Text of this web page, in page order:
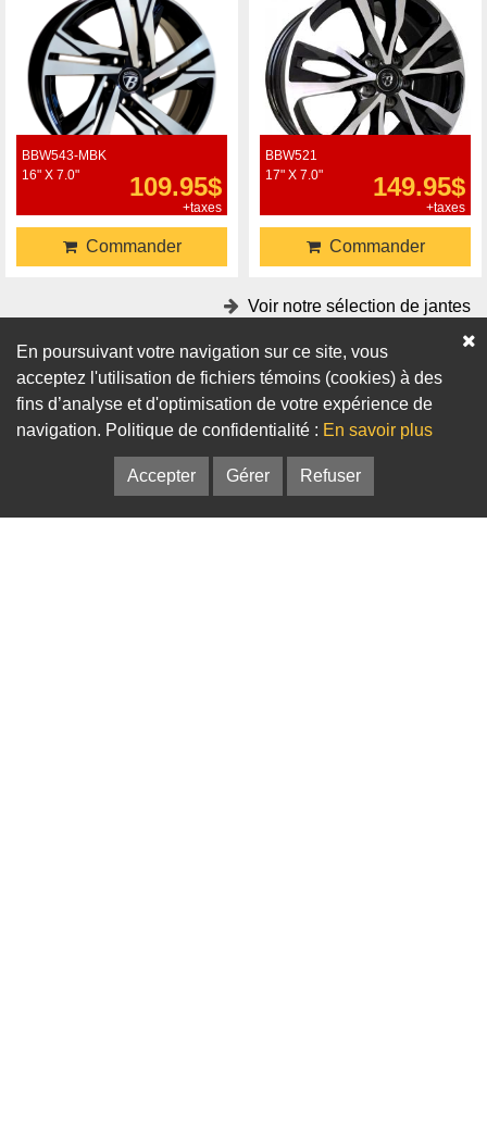
BBW543-MBK
16" X 7.0"
109.95$
+taxes
Commander
BBW521
17" X 7.0"
149.95$
+taxes
Commander
Voir notre sélection de jantes
Accessoires
Adaptateurs Bagues de centrage
En poursuivant votre navigation sur ce site, vous
acceptez l'utilisation de fichiers témoins (cookies) à des
fins d’analyse et d'optimisation de votre expérience de
navigation. Politique de confidentialité : En savoir plus
Accepter Gérer Refuser